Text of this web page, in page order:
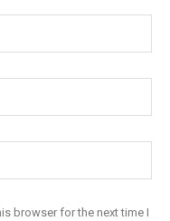
browser for the next time I